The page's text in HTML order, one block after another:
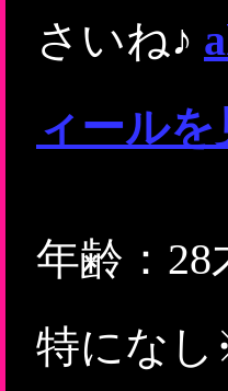
さいね♪
ィールを
年齢：
特にな